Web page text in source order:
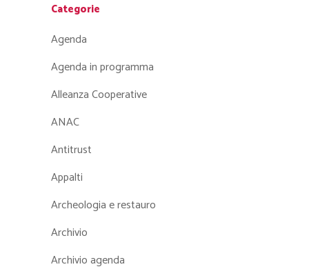
Categorie
Agenda
Agenda in programma
Alleanza Cooperative
ANAC
Antitrust
Appalti
Archeologia e restauro
Archivio
Archivio agenda